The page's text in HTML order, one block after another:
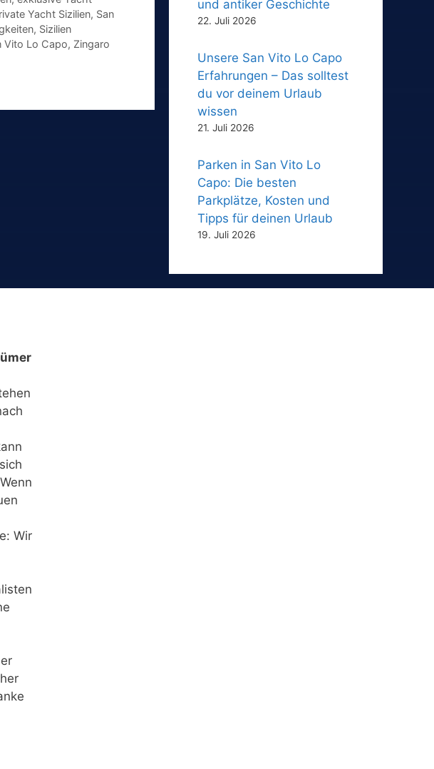
Yacht Sizilien, San
, Sizilien
Vito Lo Capo, Zingaro
und antiker Geschichte
22. Juli 2026
Unsere San Vito Lo Capo
Erfahrungen – Das solltest
du vor deinem Urlaub
wissen
21. Juli 2026
Parken in San Vito Lo
Capo: Die besten
Parkplätze, Kosten und
Tipps für deinen Urlaub
19. Juli 2026
Wir